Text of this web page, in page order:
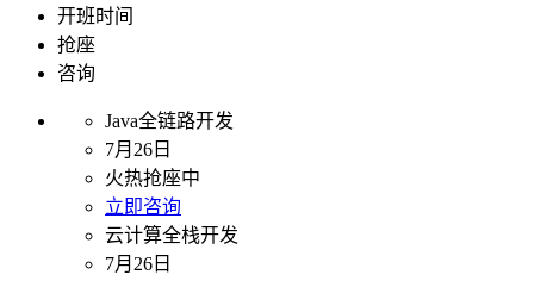
开班时间
抢座
咨询
Java全链路开发
7月26日
火热抢座中
立即咨询
云计算全栈开发
7月26日